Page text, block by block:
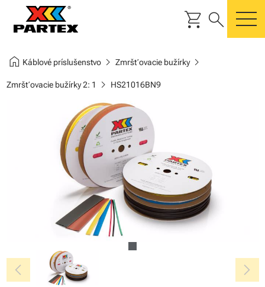
shopping_cart search
home Káblové príslušenstvochevron_right Zmršťovacie bužírkychevron_right
Zmršťovacie bužírky 2: 1 chevron_right HS21016BN9
chevron_left chevron_right